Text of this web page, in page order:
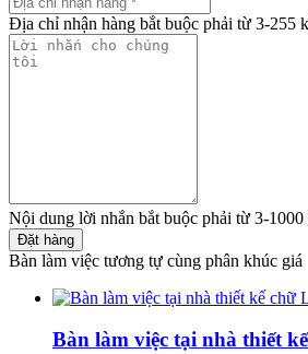
Địa chỉ nhận hàng bắt buộc phải từ 3-255
Nội dung lời nhắn bắt buộc phải từ 3-
Đặt hàng
Bàn làm việc tương tự cùng phân khúc giá
Bàn làm việc tại nhà thiết